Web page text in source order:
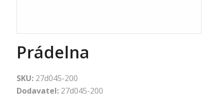
Prádelna
SKU: 27d045-200
Dodavatel: 27d045-200